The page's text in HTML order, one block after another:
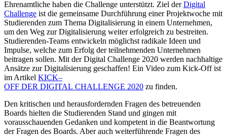
Ehrenamtliche haben die Challenge unterstützt. Ziel derDigital
Challenge ist die gemeinsame Durchführung einer Projektwoche mit
Studierenden zum Thema Digitalisierung in einem Unternehmen,
um den Weg zur Digitalisierung weiter erfolgreich zu bestreiten.
Studierenden-Teams entwickeln möglichst radikale Ideen und
Impulse, welche zum Erfolg der teilnehmenden Unternehmen
beitragen sollen. Mit der Digital Challenge 2020 werden nachhaltige
Ansätze zur Digitalisierung geschaffen! Ein Video zum Kick-Off ist
im Artikel KICK–
OFF DER DIGITAL CHALLENGE 2020 zu finden.
Den kritischen und herausfordernden Fragen des betreuenden
Boards hielten die Studierenden Stand und gingen mit
vorausschauenden Gedanken und kompetent in die Beantwortung
der Fragen des Boards. Aber auch weiterführende Fragen des